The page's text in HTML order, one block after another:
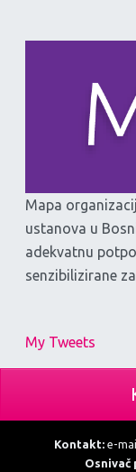
Mapa
ustanova u
adekvatnu
senzibilizirane
My Tweets
Kontakt:e-
Osnivač